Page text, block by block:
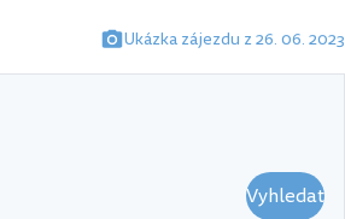
Ukázka zájezdu z 26. 06. 2023
Vyhledat